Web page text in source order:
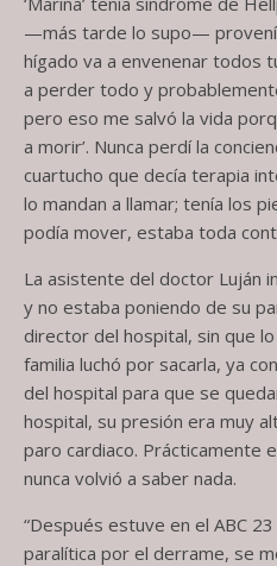
—más tarde lo supo—
hígado va a envenenar todos
a perder todo y
pero eso me salvó la vida
a morir’. Nunca perdí la
cuartucho que decía terapia
lo mandan a llamar; tenía los
podía mover, estaba toda
La asistente del doctor Luján
y no estaba poniendo de su
director del hospital, sin que
familia luchó por sacarla, ya
del hospital para que se
hospital, su presión era muy
paro cardiaco. Prácticamente
nunca volvió a saber nada.
“Después estuve en el ABC
paralítica por el derrame, se